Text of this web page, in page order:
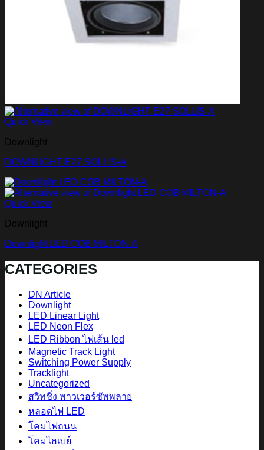
Quick View
Downlight
DOWNLIGHT E27 SOLLIS-A
Quick View
Downlight
Downlight LED COB MILTON-A
CATEGORIES
DN Article
Downlight
LED Linear Light
LED Neon Flex
LED Ribbon ไฟเส้น led
Magnetic Track Light
Switching Power Supply
Tracklight
Uncategorized
สวิทชิ่ง พาวเวอร์ซัพพลาย
หลอดไฟ LED
โคมไฟถนน
โคมไฮเบย์